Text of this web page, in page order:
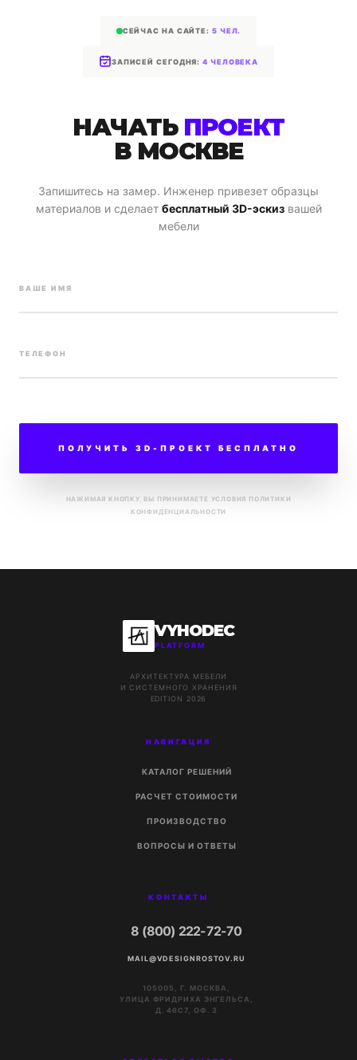
СЕЙЧАС НА САЙТЕ: 5 ЧЕЛ.
ЗАПИСЕЙ СЕГОДНЯ:4 ЧЕЛОВЕКА
НАЧАТЬ ПРОЕКТ
В МОСКВЕ
Запишитесь на замер. Инженер привезет образцы
материалов и сделает бесплатный 3D-эскизвашей
мебели
ВАШЕ ИМЯ
ТЕЛЕФОН
ПОЛУЧИТЬ 3D-ПРОЕКТ БЕСПЛАТНО
НАЖИМАЯ КНОПКУ, ВЫ ПРИНИМАЕТЕ УСЛОВИЯ ПОЛИТИКИ
КОНФИДЕНЦИАЛЬНОСТИ
VYHODEC
PLATFORM
АРХИТЕКТУРА МЕБЕЛИ
И СИСТЕМНОГО ХРАНЕНИЯ
EDITION 2026
НАВИГАЦИЯ
КАТАЛОГ РЕШЕНИЙ
РАСЧЕТ СТОИМОСТИ
ПРОИЗВОДСТВО
ВОПРОСЫ И ОТВЕТЫ
КОНТАКТЫ
8 (800) 222-72-70
MAIL@VDESIGNROSTOV.RU
105005, Г. МОСКВА,
УЛИЦА ФРИДРИХА ЭНГЕЛЬСА,
Д. 46С7, ОФ. 3